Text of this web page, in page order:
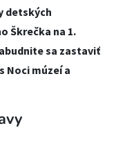
detských
Škrečka na 1.
sa zastaviť
Noci múzeí a